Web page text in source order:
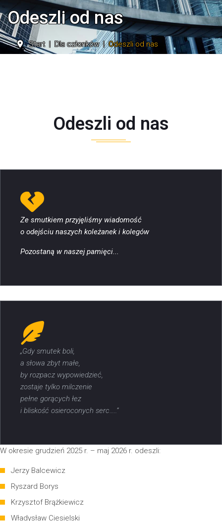
Odeszli od nas
Start Dla członków Odeszli od nas
Odeszli od nas
Ze smutkiem przyjęliśmy wiadomość
o odejściu naszych koleżanek i kolegów
Pozostaną w naszej pamięci...
„Gdy smutek boli,
a słowa zbyt małe,
by rozpacz wypowiedzieć,
zostaje tylko milczenie
pełne gorących łez
i bliskość osieroconych serc…..”
W okresie grudzień 2025 r. – maj 2026 r. odeszli:
Jerzy Balcewicz
Ryszard Borys
Krzysztof Brążkiewicz
Władysław Ciesielski